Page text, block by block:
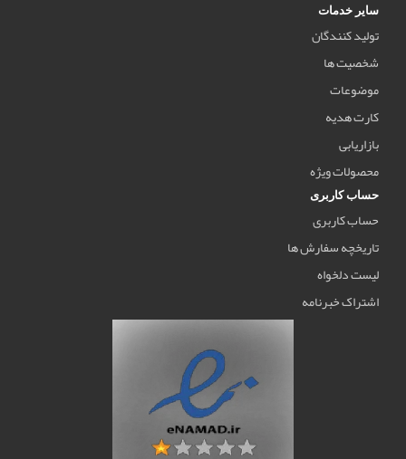
سایر خدمات
تولید کنندگان
شخصیت ها
موضوعات
کارت هدیه
بازاریابی
محصولات ویژه
حساب کاربری
حساب کاربری
تاریخچه سفارش ها
لیست دلخواه
اشتراک خبرنامه